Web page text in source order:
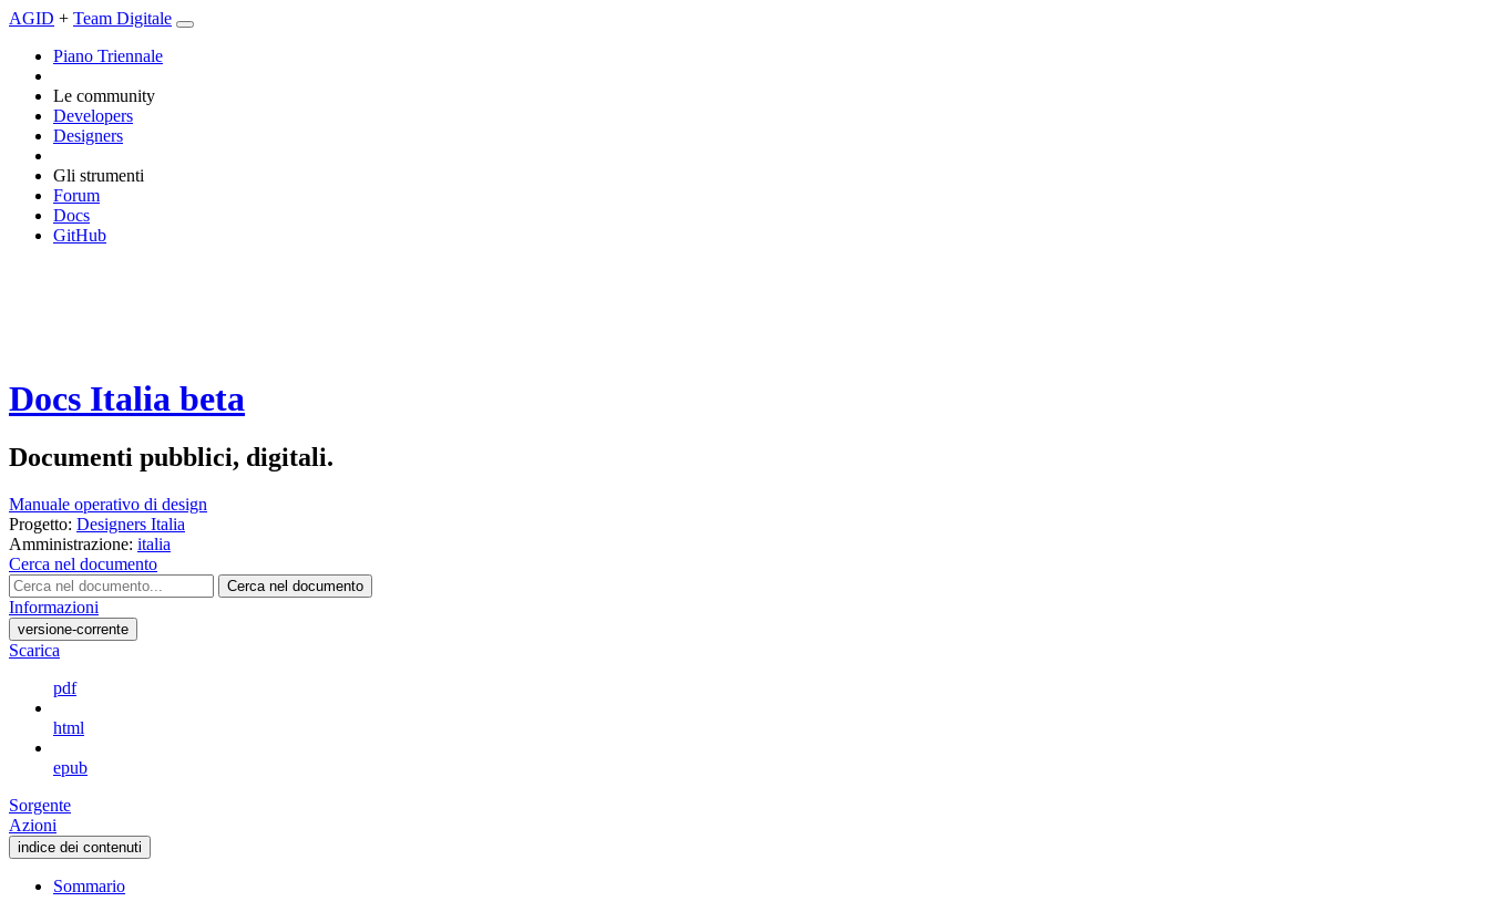
AGID + Team Digitale
Piano Triennale
Le community
Developers
Designers
Gli strumenti
Forum
Docs
GitHub
Docs Italia beta
Documenti pubblici, digitali.
Manuale operativo di design
Progetto: Designers Italia
Amministrazione: italia
Cerca nel documento
Cerca nel documento
Informazioni
versione-corrente
Scarica
pdf
html
epub
Sorgente
Azioni
indice dei contenuti
Sommario